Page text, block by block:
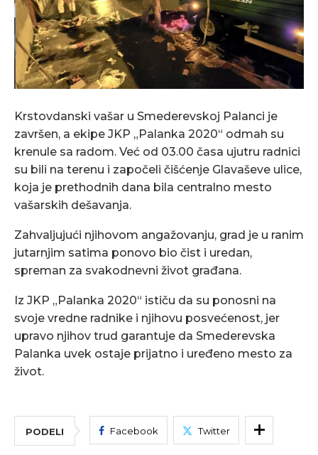
Krstovdanski vašar u Smederevskoj Palanci je
završen, a ekipe JKP „Palanka 2020“ odmah su
krenule sa radom. Već od 03.00 časa ujutru radnici
su bili na terenu i započeli čišćenje Glavaševe ulice,
koja je prethodnih dana bila centralno mesto
vašarskih dešavanja.
Zahvaljujući njihovom angažovanju, grad je u ranim
jutarnjim satima ponovo bio čist i uredan,
spreman za svakodnevni život građana.
Iz JKP „Palanka 2020“ ističu da su ponosni na
svoje vredne radnike i njihovu posvećenost, jer
upravo njihov trud garantuje da Smederevska
Palanka uvek ostaje prijatno i uređeno mesto za
život.
PODELI Facebook Twitter